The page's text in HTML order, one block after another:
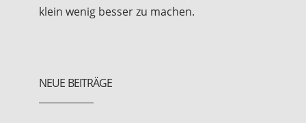
klein wenig besser zu machen.
NEUE BEITRÄGE